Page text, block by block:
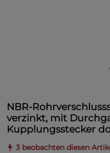
NBR-
verzinkt, mit
Kupplungsstecker
3 beobachten diesen